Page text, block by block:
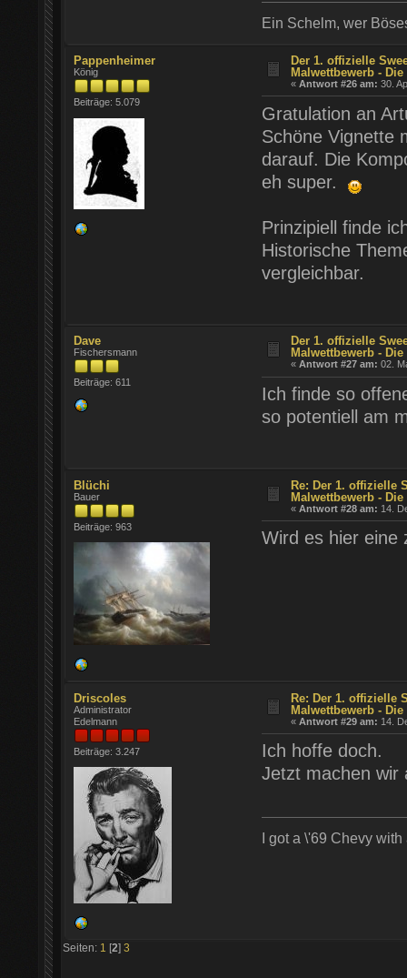
Ein Schelm, wer
Pappenheimer
König
Beiträge: 5.079
Der 1. offizielle
Malwettbewerb -
«Antwort #26 am: 30.
Gratulation an
Schöne Vignette
darauf. Die
eh super.
Prinzipiell finde
Historische
vergleichbar.
Dave
Fischersmann
Beiträge: 611
Der 1. offizielle
Malwettbewerb -
«Antwort #27 am: 02.
Ich finde so
so potentiell am
Blüchi
Bauer
Beiträge: 963
Re: Der 1. offizielle
Malwettbewerb -
«Antwort #28 am: 14.
Wird es hier eine
Driscoles
Administrator
Edelmann
Beiträge: 3.247
Re: Der 1. offizielle
Malwettbewerb -
«Antwort #29 am: 14.
Ich hoffe doch.
Jetzt machen wir
I got a \'69 Chevy
Seiten: 1 [2] 3